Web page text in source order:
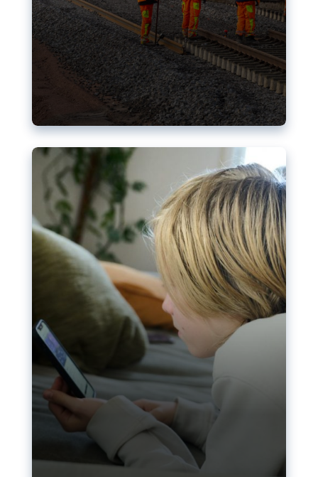
Quand l’IA déshabille des mineurs
sur internet : l’UE veut s’attaquer à
la « nudification »
Représentations sexualisées de mineurs
générées par l’IA sur les réseaux sociaux : à la
suite du tollé suscité par le chatbot Grok de X, la
nécessité d’une meilleure protection en ligne se
fait plus pressante. L’UE dispose de plusieurs
outils, mais ils semblent insuffisants pour
prévenir les abus.